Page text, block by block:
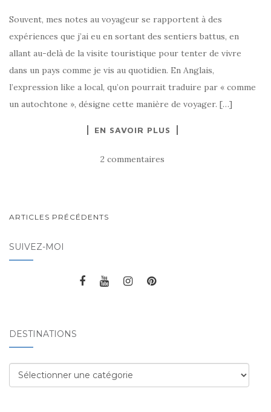
Souvent, mes notes au voyageur se rapportent à des
expériences que j’ai eu en sortant des sentiers battus, en
allant au-delà de la visite touristique pour tenter de vivre
dans un pays comme je vis au quotidien. En Anglais,
l’expression like a local, qu’on pourrait traduire par « comme
un autochtone », désigne cette manière de voyager. […]
EN SAVOIR PLUS
2 commentaires
ARTICLES
ARTICLES PRÉCÉDENTS
SUIVEZ-MOI
DESTINATIONS
Destinations